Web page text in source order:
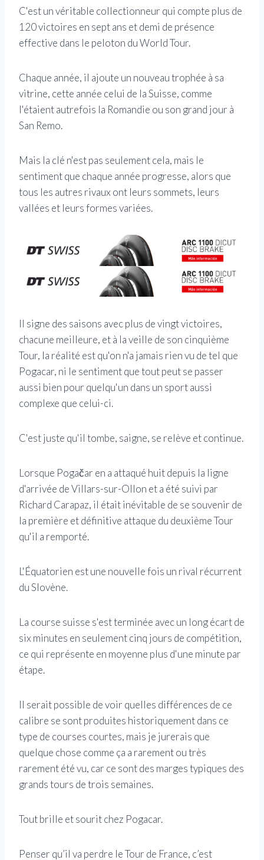
C'est un véritable collectionneur qui compte plus de
120 victoires en sept ans et demi de présence
effective dans le peloton du World Tour.
Chaque année, il ajoute un nouveau trophée à sa
vitrine, cette année celui de la Suisse, comme
l'étaient autrefois la Romandie ou son grand jour à
San Remo.
Mais la clé n'est pas seulement cela, mais le
sentiment que chaque année progresse, alors que
tous les autres rivaux ont leurs sommets, leurs
vallées et leurs formes variées.
Il signe des saisons avec plus de vingt victoires,
chacune meilleure, et à la veille de son cinquième
Tour, la réalité est qu'on n'a jamais rien vu de tel que
Pogacar, ni le sentiment que tout peut se passer
aussi bien pour quelqu'un dans un sport aussi
complexe que celui-ci.
C'est juste qu'il tombe, saigne, se relève et continue.
Lorsque Pogačar en a attaqué huit depuis la ligne
d'arrivée de Villars-sur-Ollon et a été suivi par
Richard Carapaz, il était inévitable de se souvenir de
la première et définitive attaque du deuxième Tour
qu'il a remporté.
L'Équatorien est une nouvelle fois un rival récurrent
du Slovène.
La course suisse s'est terminée avec un long écart de
six minutes en seulement cinq jours de compétition,
ce qui représente en moyenne plus d'une minute par
étape.
Il serait possible de voir quelles différences de ce
calibre se sont produites historiquement dans ce
type de courses courtes, mais je jurerais que
quelque chose comme ça a rarement ou très
rarement été vu, car ce sont des marges typiques des
grands tours de trois semaines.
Tout brille et sourit chez Pogacar.
Penser qu’il va perdre le Tour de France, c’est